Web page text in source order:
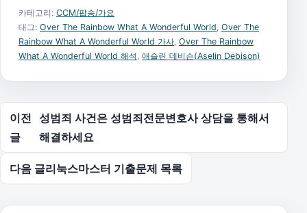
카테고리: CCM/팝송/가요
태그: Over The Rainbow What A Wonderful World Over The
Rainbow What A Wonderful World 가사 Over The Rainbow
What A Wonderful World 해석 애슬린 데비슨(Aselin Debison)
글 탐색
이전
글
성범죄 사건은 성범죄전문변호사 상담을 통해서
해결하세요
다음 글리눅스마스터 기출문제 목록